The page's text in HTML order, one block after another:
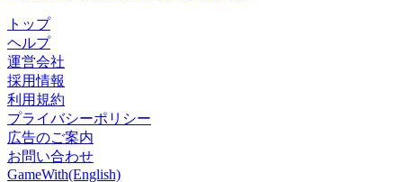
トップ
ヘルプ
運営会社
採用情報
利用規約
プライバシーポリシー
広告のご案内
お問い合わせ
GameWith(English)